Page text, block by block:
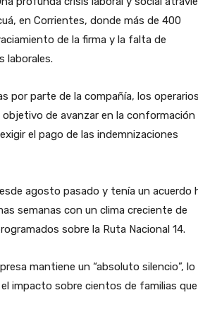
en Corrientes, donde más de 400
de la firma y la falta de
laborales.
por parte de la compañía, los
de avanzar en la conformación
el pago de las indemnizaciones
agosto pasado y tenía un acuerdo
semanas con un clima creciente de
sobre la Ruta Nacional 14.
mantiene un “absoluto silencio”, lo
impacto sobre cientos de familias que